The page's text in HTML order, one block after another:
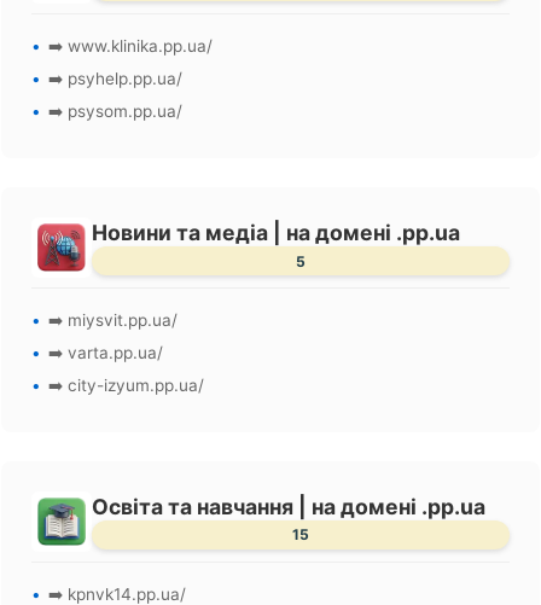
➡️ www.klinika.pp.ua/
➡️ psyhelp.pp.ua/
➡️ psysom.pp.ua/
Новини та медіа | на домені .pp.ua
5
➡️ miysvit.pp.ua/
➡️ varta.pp.ua/
➡️ city-izyum.pp.ua/
Освіта та навчання | на домені .pp.ua
15
➡️ kpnvk14.pp.ua/